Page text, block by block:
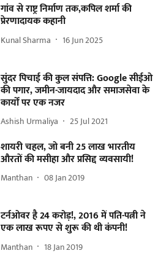
गांव से राष्ट्र निर्माण तक,कपिल शर्मा की
प्रेरणादायक कहानी
Kunal Sharma 16 Jun 2025
सुंदर पिचाई की कुल संपत्ति: Google सीईओ
की पगार, जमीन-जायदाद और समाजसेवा के
कार्यों पर एक नजर
Ashish Urmaliya 25 Jul 2021
शायरी चहल, जो बनी 25 लाख भारतीय
औरतों की मसीहा और प्रसिद्द व्यवसायी!
Manthan 08 Jan 2019
टर्नओवर है 24 करोड़!, 2016 में पति-पत्नी ने
एक लाख रूपए से शुरू की थी कंपनी!
Manthan 18 Jan 2019